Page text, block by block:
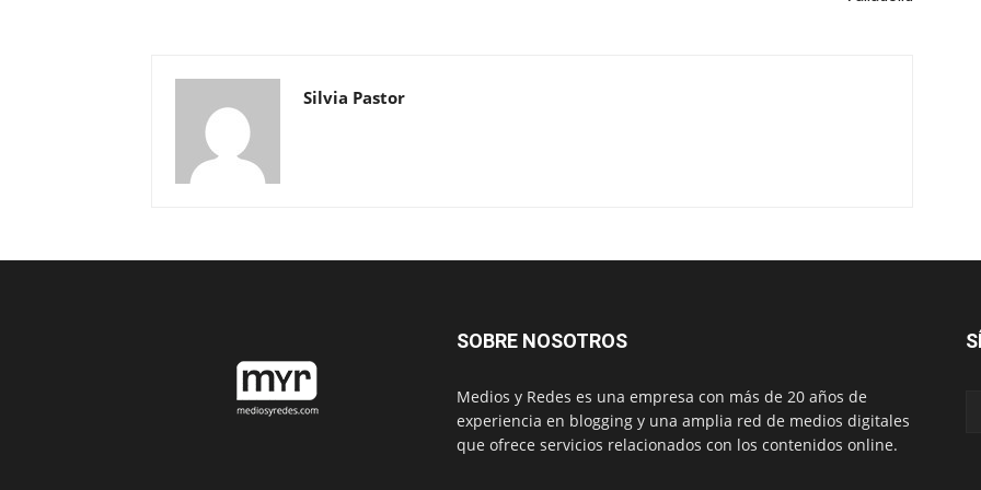
Silvia Pastor
SOBRE NOSOTROS
Medios y Redes es una empresa con más de 20 años de
experiencia en blogging y una amplia red de medios digitales
que ofrece servicios relacionados con los contenidos online.